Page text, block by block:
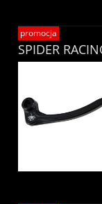
SPIDER
promocja